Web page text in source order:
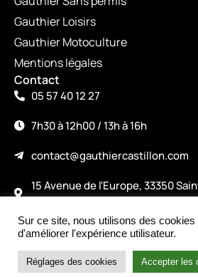
Intéressé par le produit ?
Gauthier Loisirs
Gauthier Motoculture
Mentions légales
Contact
05 57 40 12 27
7h30 à 12h00 / 13h à 16h
contact@gauthiercastillon.com
15 Avenue de l'Europe, 33350
Castillon
©2026
Made with love by alicepiney.com
Sur ce site, nous utilisons des cookies
d'améliorer l'expérience utilisateur.
Réglages des cookies Accepter les